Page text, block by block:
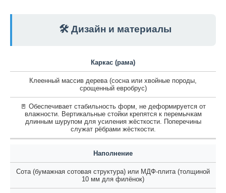
🛠️ Дизайн и материалы
Каркас (рама)
Клеенный массив дерева (сосна или хвойные породы,
срощенный евробрус)
🚪 Обеспечивает стабильность форм, не деформируется от
влажности. Вертикальные стойки крепятся к перемычкам
длинным шурупом для усиления жёсткости. Поперечины
служат рёбрами жёсткости.
Наполнение
Сота (бумажная сотовая структура) или МДФ-плита (толщиной
10 мм для филёнок)